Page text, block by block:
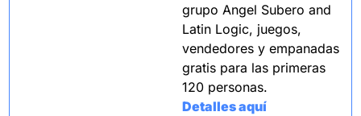
grupo Angel Subero and
Latin Logic, juegos,
vendedores y empanadas
gratis para las primeras
120 personas.
Detalles aquí